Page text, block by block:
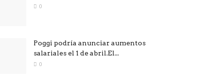
0
Poggi podría anunciar aumentos
salariales el 1 de abril.El...
0